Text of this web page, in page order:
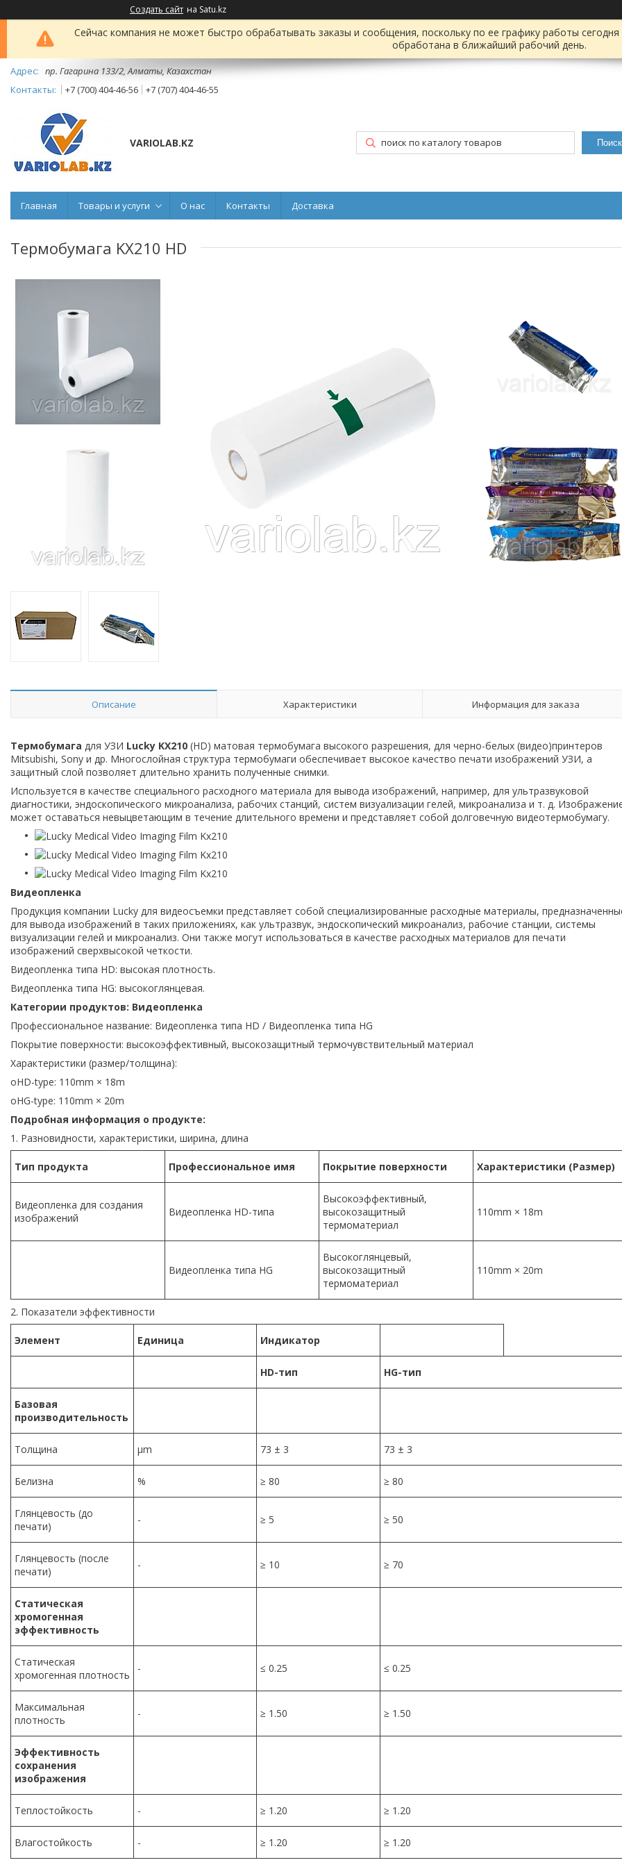
Создать сайт на Satu.kz
Сейчас компания не может быстро обрабатывать заказы и сообщения, поскольку по ее графику работы
обработана в ближайший рабочий день.
пр. Гагарина 133/2, Алматы, Казахстан
+7 (700) 404-46-56
+7 (707) 404-46-55
VARIOLAB.KZ Поиск
Главная Товары и услуги О нас Контакты Доставка
Термобумага KX210 HD
Описание Характеристики Информация для заказа
Термобумага для УЗИ Lucky KX210 (HD) матовая термобумага высокого разрешения, для черно-белых (видео)принтеров
Mitsubishi, Sony и др. Многослойная структура термобумаги обеспечивает высокое качество печати изображений УЗИ, а
защитный слой позволяет длительно хранить полученные снимки.
Используется в качестве специального расходного материала для вывода изображений, например, для ультразвуковой
диагностики, эндоскопического микроанализа, рабочих станций, систем визуализации гелей, микроанализа и т. д.
может оставаться невыцветающим в течение длительного времени и представляет собой долговечную видеотермобумагу.
Видеопленка
Продукция компании Lucky для видеосъемки представляет собой специализированные расходные материалы,
для вывода изображений в таких приложениях, как ультразвук, эндоскопический микроанализ, рабочие станции, системы
визуализации гелей и микроанализ. Они также могут использоваться в качестве расходных материалов для печати
изображений сверхвысокой четкости.
Видеопленка типа HD: высокая плотность.
Видеопленка типа HG: высокоглянцевая.
Категории продуктов: Видеопленка
Профессиональное название: Видеопленка типа HD / Видеопленка типа HG
Покрытие поверхности: высокоэффективный, высокозащитный термочувствительный материал
Характеристики (размер/толщина):
oHD-type: 110mm × 18m
oHG-type: 110mm × 20m
Подробная информация о продукте:
1. Разновидности, характеристики, ширина, длина
Тип продукта Профессиональное имя Покрытие поверхности Характеристики (Размер)
Видеопленка для создания
изображений
Видеопленка HD-типа
Высокоэффективный,
высокозащитный
термоматериал
110mm × 18m
Видеопленка типа HG
Высокоглянцевый,
высокозащитный
термоматериал
110mm × 20m
2. Показатели эффективности
Элемент Единица Индикатор
HD-тип HG-тип
Базовая
производительность
Толщина μm 73 ± 3 73 ± 3
Белизна % ≥ 80 ≥ 80
Глянцевость (до
печати)
- ≥ 5 ≥ 50
Глянцевость (после
печати)
- ≥ 10 ≥ 70
Статическая
хромогенная
эффективность
Статическая
хромогенная плотность
- ≤ 0.25 ≤ 0.25
Максимальная
плотность
- ≥ 1.50 ≥ 1.50
Эффективность
сохранения
изображения
Теплостойкость - ≥ 1.20 ≥ 1.20
Влагостойкость - ≥ 1.20 ≥ 1.20